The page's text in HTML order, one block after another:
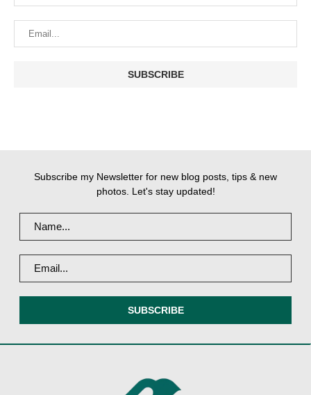
Subscribe my Newsletter for new blog posts, tips & new
photos. Let's stay updated!